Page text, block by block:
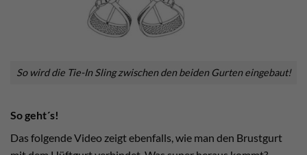
So wird die Tie-In Sling zwischen den beiden Gurten eingebaut!
So geht´s!
Das folgende Video zeigt ebenfalls, wie man den Brustgurt